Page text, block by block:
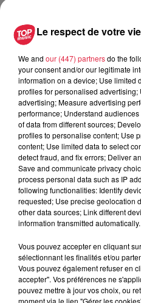
Au zoo
avec les
À découvrir
Le respect de votre
We and our (447) partnersdo the
your consent and/or our legitimate
information on a device; Use limited
profiles for personalised
advertising; Measure advertising
performance; Understand
of data from different sources;
profiles to personalise content; Use
content; Use limited data to select
detect fraud, and fix errors; Deliver
Save and communicate privacy
process personal data such as IP
following functionalities: Identify
requested; Use precise geolocation
other data sources; Link different
information transmitted automatically.
Vous pouvez accepter en cliquant
sélectionnant les finalités et/ou
Vous pouvez également refuser en
accepter". Vos préférences ne
pouvez mettre à jour vos choix, ou
moment via le lien "Gérer les